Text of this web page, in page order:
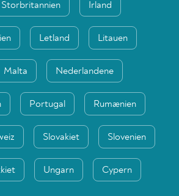
Storbritannien Irland
Letland Litauen
Malta Nederlandene
Portugal Rumænien
Slovakiet Slovenien
Ungarn Cypern